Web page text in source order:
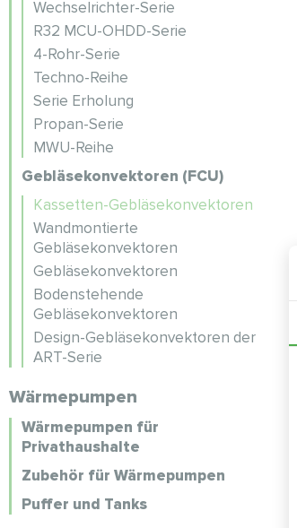
Wechselrichter-Serie
R32 MCU-OHDD-Serie
4-Rohr-Serie
Techno-Reihe
Serie Erholung
Propan-Serie
MWU-Reihe
Gebläsekonvektoren (FCU)
Kassetten-Gebläsekonvektoren
Wandmontierte
Gebläsekonvektoren
Gebläsekonvektoren
Bodenstehende
Gebläsekonvektoren
Design-Gebläsekonvektoren der
ART-Serie
Wärmepumpen
Wärmepumpen für
Privathaushalte
Zubehör für Wärmepumpen
Puffer und Tanks